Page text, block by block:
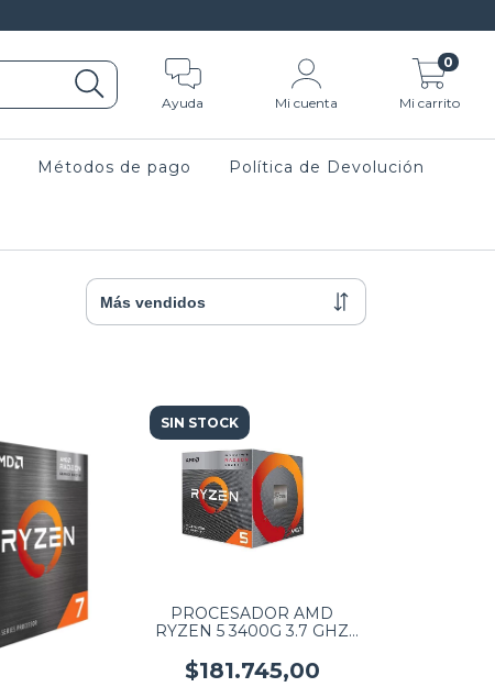
Ayuda Mi cuenta Mi carrito
0
Métodos de pago Política de Devolución
SIN STOCK
PROCESADOR AMD
RYZEN 5 3400G 3.7 GHZ
SOCKET AM4
$181.745,00